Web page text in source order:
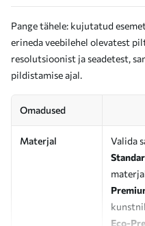
Pange tähele: kujutatud
erineda veebilehel olevatest
resolutsioonist ja seadetest,
pildistamise ajal.
Omadused
Materjal
Valida
Eco-